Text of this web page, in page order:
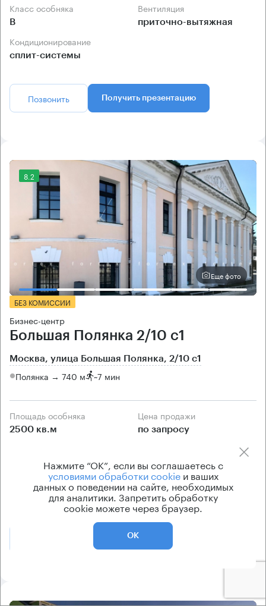
Класс особняка
B
Вентиляция
приточно-вытяжная
Кондиционирование
сплит-системы
Позвонить Получить презентацию
8.2
Еще фото
БЕЗ КОМИССИИ
Бизнес-центр
Большая Полянка 2/10 с1
Москва, улица Большая Полянка, 2/10 с1
Полянка → 740 м ~7 мин
Площадь особняка
2500 кв.м
Цена продажи
по запросу
приточно-вытяжная
Кондиционирование
центральное
Получить презентацию
Нажмите “ОК”, если вы соглашаетесь с
условиями обработки cookieи ваших
данных о поведении на сайте, необходимых
для аналитики. Запретить обработку
cookie можете через браузер.
ОК